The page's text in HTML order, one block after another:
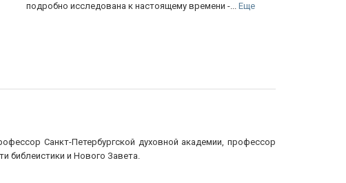
подробно исследована к настоящему времени -... Еще
Санкт-Петербургской духовной академии, профессор
библеистики и Нового Завета.